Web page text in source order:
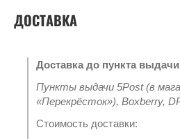
ДОСТАВКА
Доставка до пункта выдачи
Пункты выдачи 5Post (в
«Перекрёсток»), Boxberry,
Стоимость доставки: